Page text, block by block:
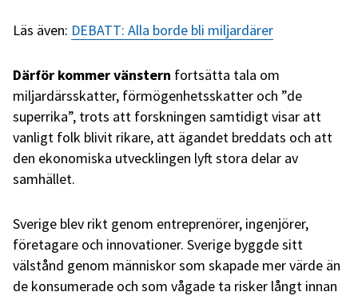
Läs även: DEBATT: Alla borde bli miljardärer
Därför kommer vänstern fortsätta tala om
miljardärsskatter, förmögenhetsskatter och ”de
superrika”, trots att forskningen samtidigt visar att
vanligt folk blivit rikare, att ägandet breddats och att
den ekonomiska utvecklingen lyft stora delar av
samhället.
Sverige blev rikt genom entreprenörer, ingenjörer,
företagare och innovationer. Sverige byggde sitt
välstånd genom människor som skapade mer värde än
de konsumerade och som vågade ta risker långt innan